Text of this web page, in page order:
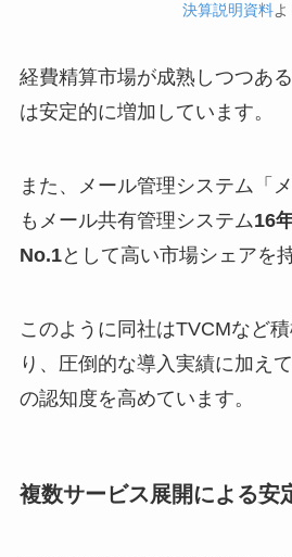
決算説明資料よ
経費精算市場が成熟しつつあ
は安定的に増加しています。
また、メール管理システム「
もメール共有管理システム16
No.1として高い市場シェアを
このように同社はTVCMなど
り、圧倒的な導入実績に加え
の認知度を高めています。
複数サービス展開による安